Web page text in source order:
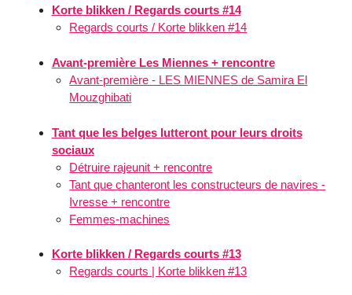
Korte blikken / Regards courts #14
Regards courts / Korte blikken #14
Avant-première Les Miennes + rencontre
Avant-première - LES MIENNES de Samira El
Mouzghibati
Tant que les belges lutteront pour leurs droits
sociaux
Détruire rajeunit + rencontre
Tant que chanteront les constructeurs de navires -
Ivresse + rencontre
Femmes-machines
Korte blikken / Regards courts #13
Regards courts | Korte blikken #13